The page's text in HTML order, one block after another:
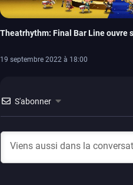
Theatrhythm: Final Bar Line ouvre
19 septembre 2022 à 18:00
S'abonner